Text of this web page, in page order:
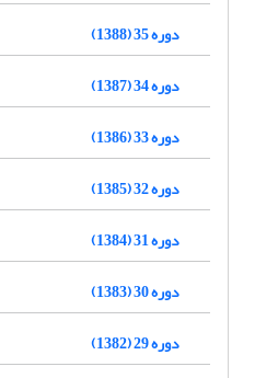
دوره 35 (1388)
دوره 34 (1387)
دوره 33 (1386)
دوره 32 (1385)
دوره 31 (1384)
دوره 30 (1383)
دوره 29 (1382)